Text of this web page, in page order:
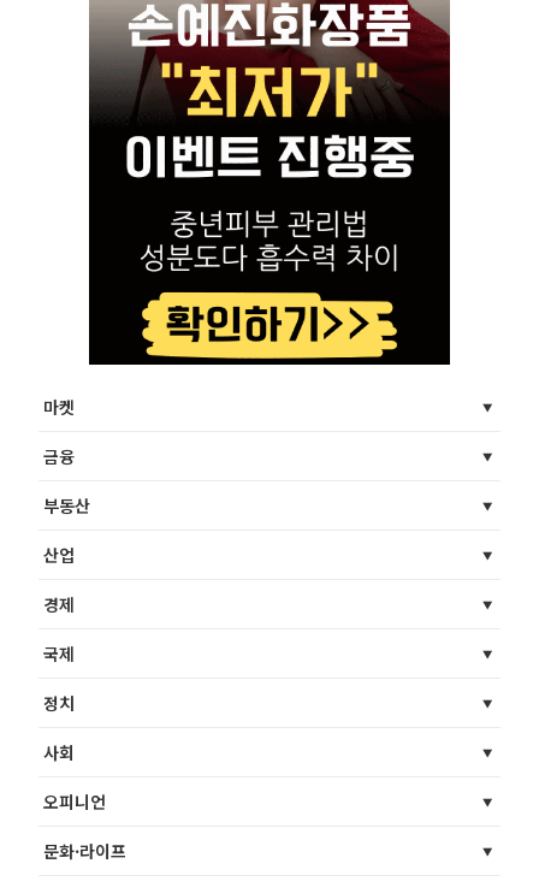
마켓
금융
부동산
산업
경제
국제
정치
사회
오피니언
문화·라이프